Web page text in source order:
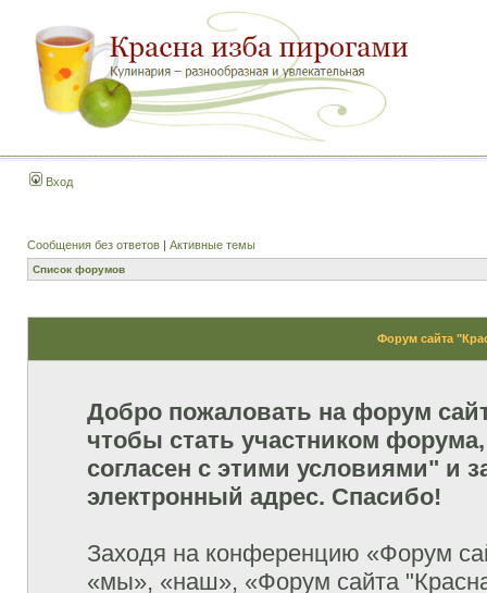
Вход
Сообщения без ответов | Активные темы
Список форумов
Форум сайта
Добро пожаловать на форум
чтобы стать участником
согласен с этими условиями" и
электронный адрес. Спасибо!
Заходя на конференцию «Форум
«мы», «наш», «Форум сайта